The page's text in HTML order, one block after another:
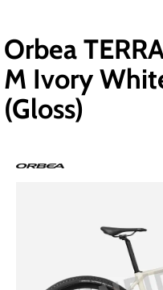
Orbea
M Ivory
(Gloss)